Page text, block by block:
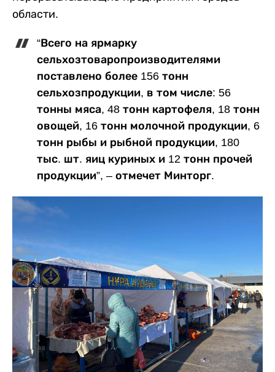
области.
“Всего на ярмарку
сельхозтоваропроизводителями
поставлено более 156 тонн
сельхозпродукции, в том числе: 56
тонны мяса, 48 тонн картофеля, 18 тонн
овощей, 16 тонн молочной продукции, 6
тонн рыбы и рыбной продукции, 180
тыс. шт. яиц куриных и 12 тонн прочей
продукции”, – отмечет Минторг.